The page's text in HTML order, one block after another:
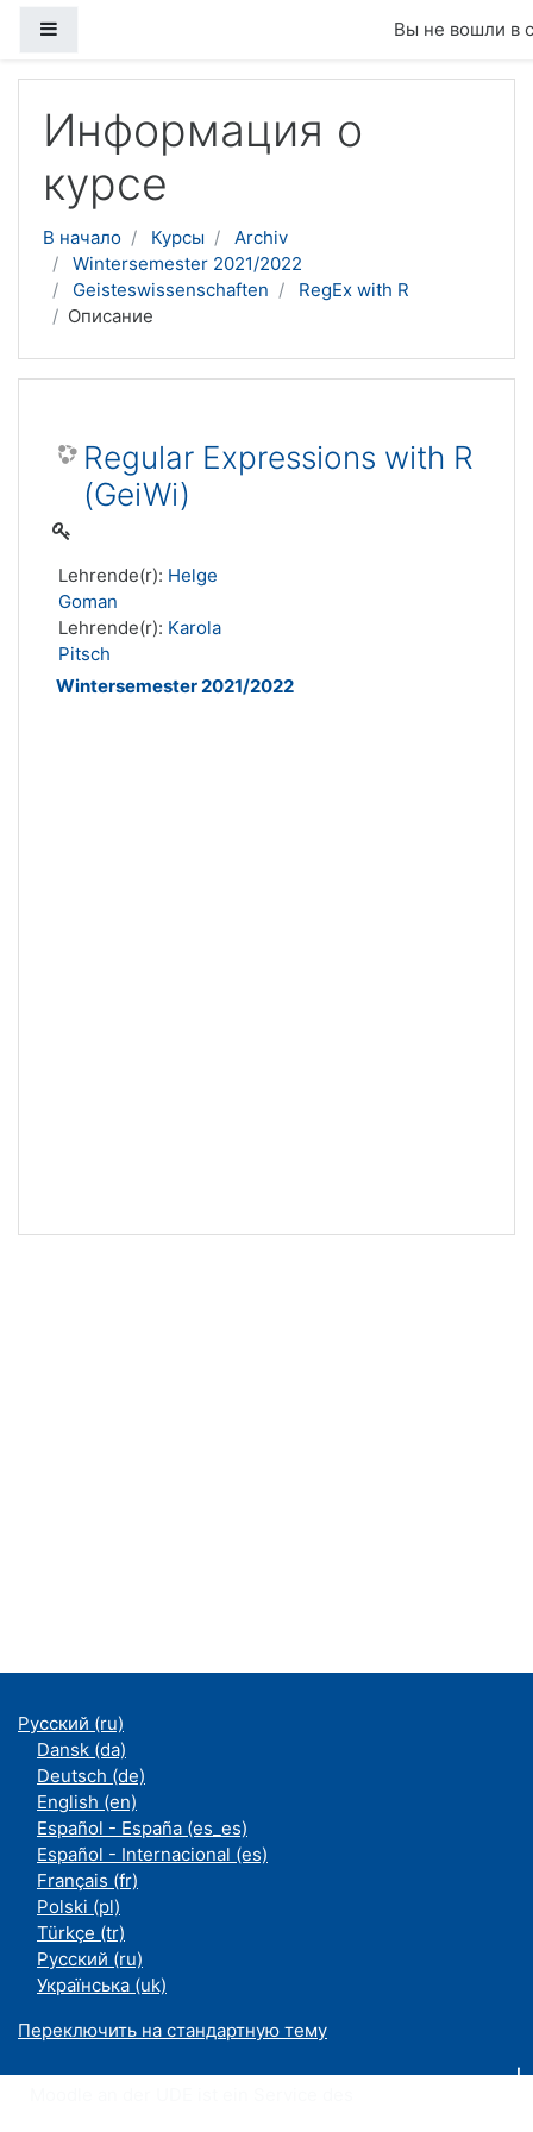
Вы не вошли в
Информация о
курсе
В начало Курсы
Archiv
Wintersemester 2021/2022
Geisteswissenschaften
RegEx with R
Описание
Regular Expressions with R
(GeiWi)
Lehrende(r): Helge
Goman
Lehrende(r): Karola
Pitsch
Wintersemester 2021/2022
Русский ‎(ru)‎
Dansk ‎(da)‎
Deutsch ‎(de)‎
English ‎(en)‎
Español - España ‎(es_es)‎
Español - Internacional ‎(es)‎
Français ‎(fr)‎
Polski ‎(pl)‎
Türkçe ‎(tr)‎
Русский ‎(ru)‎
Українська ‎(uk)‎
Переключить на стандартную тему